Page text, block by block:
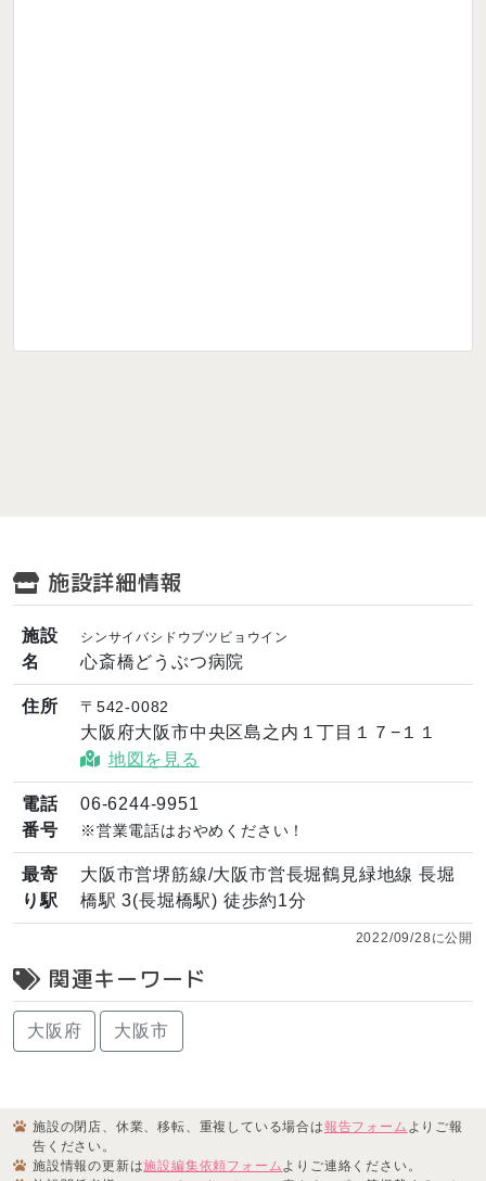
施設詳細情報
施設
名
シンサイバシドウブツビョウイン
心斎橋どうぶつ病院
住所 〒542-0082
大阪府大阪市中央区島之内１丁目１７−１１
地図を見る
電話
番号
06-6244-9951
※営業電話はおやめください！
最寄
り駅
大阪市営堺筋線/大阪市営長堀鶴見緑地線 長堀
橋駅 3(長堀橋駅) 徒歩約1分
2022/09/28に公開
関連キーワード
大阪府 大阪市
施設の閉店、休業、移転、重複している場合は報告フォーム よりご報
告ください。
施設情報の更新は施設編集依頼フォーム よりご連絡ください。